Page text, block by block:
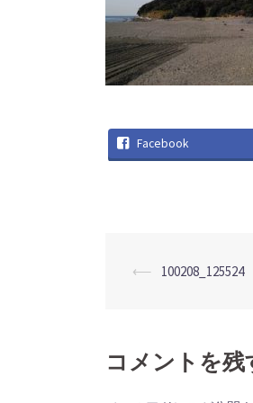
Facebook
投
ゲ
ー
⟵ 100208_125524
コメントを残